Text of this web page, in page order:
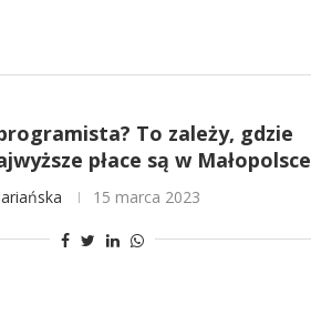
To zależy, gdzie
płace są w Małopolsce
15 marca 2023